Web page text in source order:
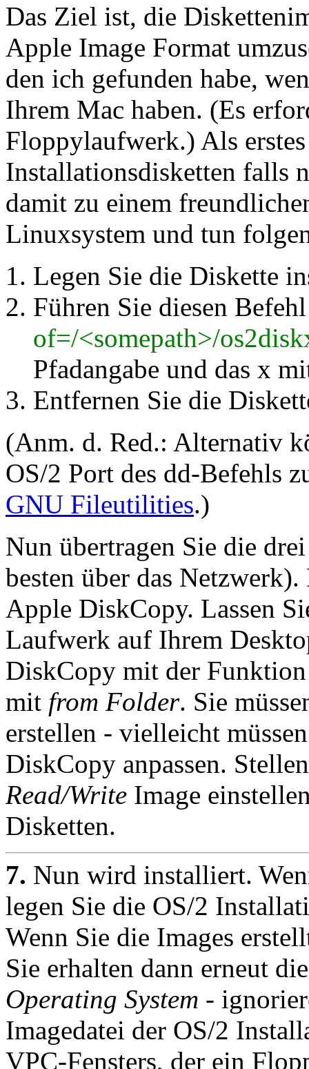
Das Ziel ist, die
Apple Image Format
den ich gefunden habe,
Ihrem Mac haben. (Es
Floppylaufwerk.) Als
Installationsdisketten falls
damit zu einem
Linuxsystem und tun
Legen Sie die Diskette
Führen Sie diesen
of=/<somepath>/
Pfadangabe und das x
Entfernen Sie die
(Anm. d. Red.: Alternativ
OS/2 Port des dd-Befehls
GNU Fileutilities.)
Nun übertragen Sie die
besten über das
Apple DiskCopy. Lassen
Laufwerk auf Ihrem
DiskCopy mit der
mit from Folder. Sie
erstellen - vielleicht
DiskCopy anpassen.
Read/Write Image
Disketten.
7. Nun wird installiert.
legen Sie die OS/2
Wenn Sie die Images
Sie erhalten dann erneut
Operating System -
Imagedatei der OS/2
VPC-Fensters, der ein